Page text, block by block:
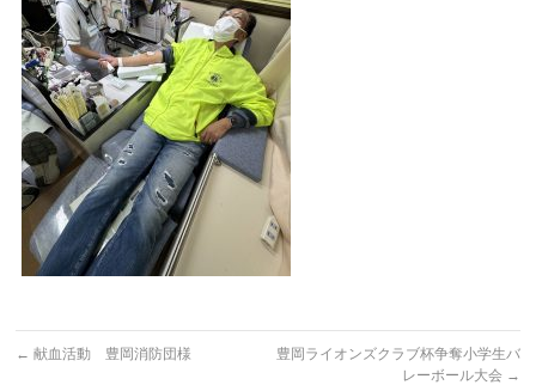
← 献血活動 豊岡消防団様
豊岡ライオンズクラブ杯争奪小学生バ
レーボール大会 →